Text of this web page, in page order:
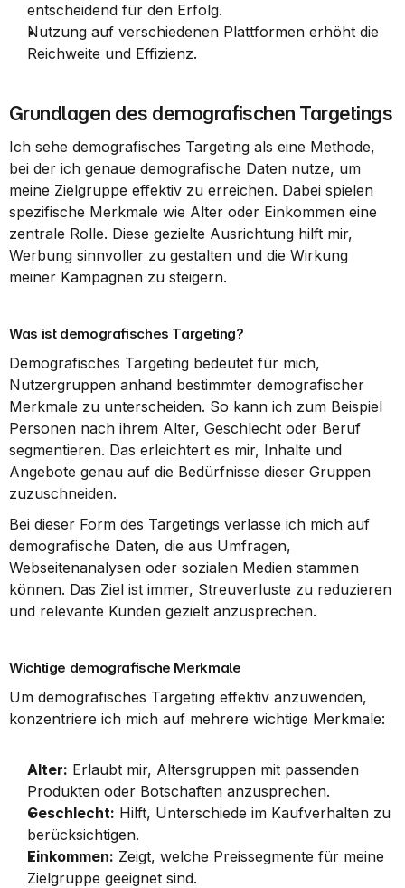
entscheidend für den Erfolg.
Nutzung auf verschiedenen Plattformen erhöht die
Reichweite und Effizienz.
Grundlagen des demografischen Targetings
Ich sehe demografisches Targeting als eine Methode,
bei der ich genaue demografische Daten nutze, um
meine Zielgruppe effektiv zu erreichen. Dabei spielen
spezifische Merkmale wie Alter oder Einkommen eine
zentrale Rolle. Diese gezielte Ausrichtung hilft mir,
Werbung sinnvoller zu gestalten und die Wirkung
meiner Kampagnen zu steigern.
Was ist demografisches Targeting?
Demografisches Targeting bedeutet für mich,
Nutzergruppen anhand bestimmter demografischer
Merkmale zu unterscheiden. So kann ich zum Beispiel
Personen nach ihrem Alter, Geschlecht oder Beruf
segmentieren. Das erleichtert es mir, Inhalte und
Angebote genau auf die Bedürfnisse dieser Gruppen
zuzuschneiden.
Bei dieser Form des Targetings verlasse ich mich auf
demografische Daten, die aus Umfragen,
Webseitenanalysen oder sozialen Medien stammen
können. Das Ziel ist immer, Streuverluste zu reduzieren
und relevante Kunden gezielt anzusprechen.
Wichtige demografische Merkmale
Um demografisches Targeting effektiv anzuwenden,
konzentriere ich mich auf mehrere wichtige Merkmale:
Alter: Erlaubt mir, Altersgruppen mit passenden
Produkten oder Botschaften anzusprechen.
Geschlecht: Hilft, Unterschiede im Kaufverhalten zu
berücksichtigen.
Einkommen: Zeigt, welche Preissegmente für meine
Zielgruppe geeignet sind.